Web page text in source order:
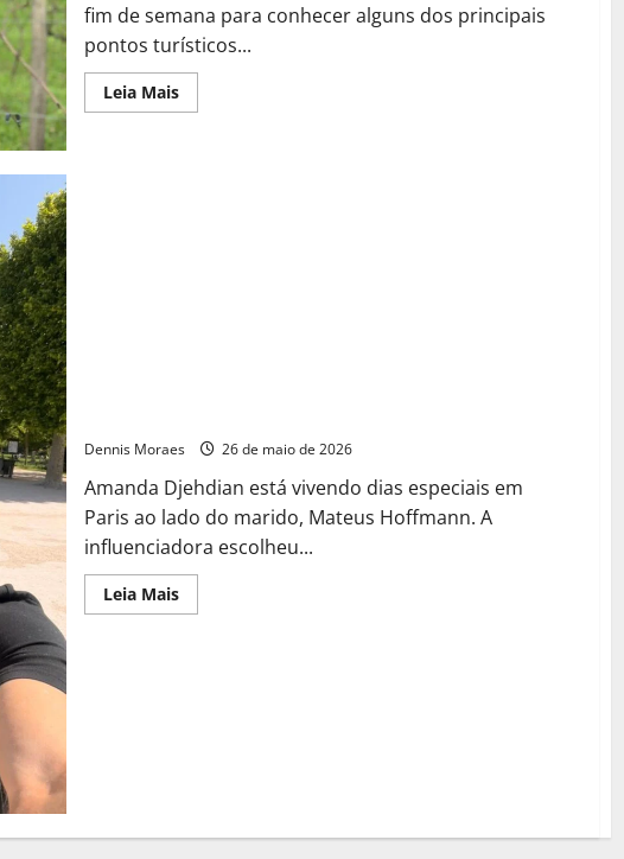
fim de semana para conhecer alguns dos principais
pontos turísticos...
Leia Mais
Dennis Moraes 26 de maio de 2026
Amanda Djehdian está vivendo dias especiais em
Paris ao lado do marido, Mateus Hoffmann. A
influenciadora escolheu...
Leia Mais